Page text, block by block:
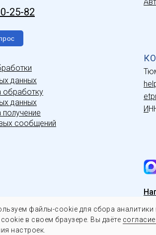
файлы-cookie для сбора аналитики
в своем браузере. Вы даёте согласие
настроек.
25-82
«ЭТП МИР». Все права защищены.
данных
обработку
данных
получение
сообщений
И